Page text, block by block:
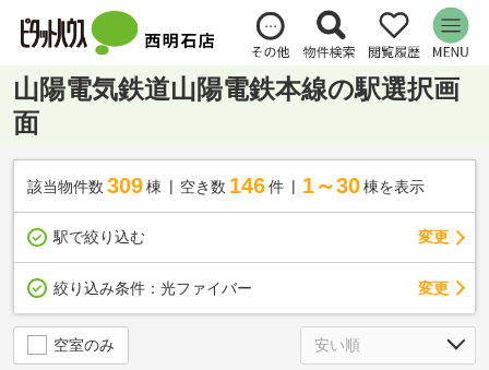
山陽電気鉄道山陽電鉄本線の駅選択画
面
該当物件数 309棟 空き数 146 件 1～30 棟を表示
駅で絞り込む 変更
絞り込み条件： 光ファイバー 変更
空室のみ